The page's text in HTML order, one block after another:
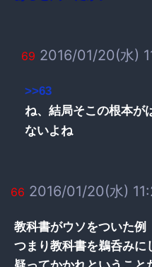
69 2016/01/20(水)
>>63
ね、結局そこの根本が
ないよね
66 2016/01/20(水)
教科書がウソをついた例
つまり教科書を鵜呑みに